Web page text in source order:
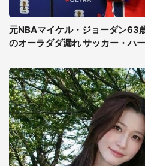
元NBAマイケル・ジョーダン63
のオーラダダ漏れ サッカー・ハ